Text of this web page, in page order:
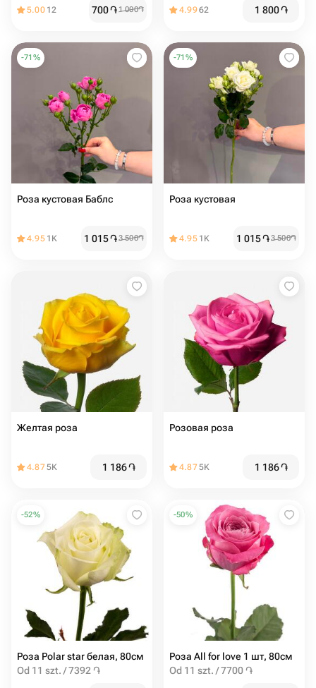
5.00 12 700֏1 000֏ 4.9962 1 800֏
-71 %
Роза кустовая Баблс
4.95 1K 1 015֏3 500֏
-71 %
Роза кустовая
4.95 1K 1 015֏3 500֏
Желтая роза
4.875K 1 186֏
Розовая роза
4.875K 1 186֏
-52%
Роза Polar star белая, 80см
Od 11 szt. / 7392 ֏
-50%
Роза All for love 1 шт, 80см
Od 11 szt. / 7700 ֏